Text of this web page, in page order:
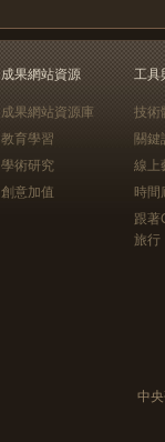
成果網站資源
成果網站資源庫
教育學習
學術研究
創意加值
工具
技術
關鍵
線上
時間
跟
旅行
中